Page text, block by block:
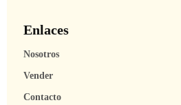
Enlaces
Nosotros
Vender
Contacto